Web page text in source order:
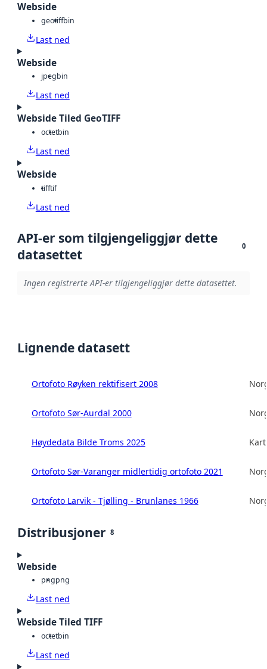
Webside
geotiffbin
Last ned
Webside
jpegbin
Last ned
Webside Tiled GeoTIFF
octetbin
Last ned
Webside
tifftif
Last ned
API-er som tilgjengeliggjør dette
datasettet
0
Ingen registrerte API-er tilgjengeliggjør dette datasettet.
Lignende datasett
Ortofoto Røyken rektifisert 2008
Ortofoto Sør-Aurdal 2000
Høydedata Bilde Troms 2025
Ortofoto Sør-Varanger midlertidig ortofoto 2021
Ortofoto Larvik - Tjølling - Brunlanes 1966
Distribusjoner 8
Webside
pngpng
Last ned
Webside Tiled TIFF
octetbin
Last ned